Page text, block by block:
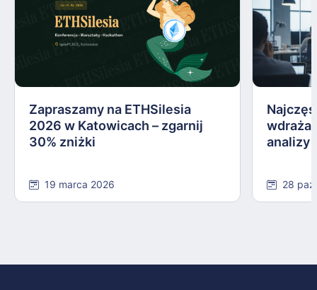
Zapraszamy na ETHSilesia
2026 w Katowicach – zgarnij
30% zniżki
19 marca 2026
analizy
28